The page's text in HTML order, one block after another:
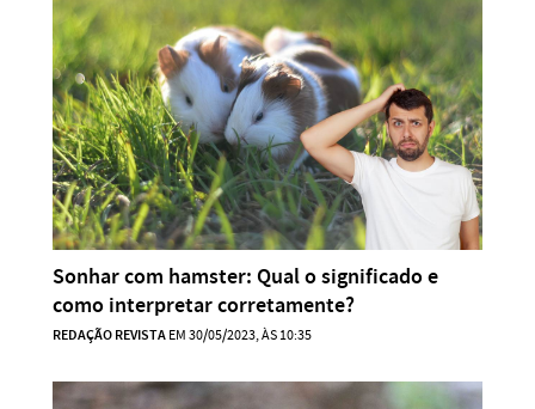
Sonhar com hamster: Qual o significado e
como interpretar corretamente?
REDAÇÃO REVISTAEM 30/05/2023, ÀS 10:35